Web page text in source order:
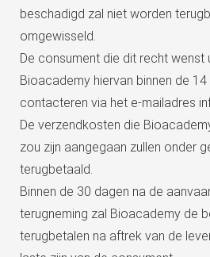
beschadigd zal niet worden
omgewisseld.
De consument die dit recht
Bioacademy hiervan binnen de
contacteren via het e-mailadres
De verzendkosten die
zou zijn aangegaan zullen onder
terugbetaald.
Binnen de 30 dagen na de
terugneming zal Bioacademy de
terugbetalen na aftrek van de